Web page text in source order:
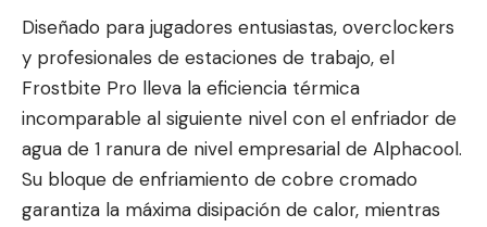
Diseñado para jugadores entusiastas, overclockers
y profesionales de estaciones de trabajo, el
Frostbite Pro lleva la eficiencia térmica
incomparable al siguiente nivel con el enfriador de
agua de 1 ranura de nivel empresarial de Alphacool.
Su bloque de enfriamiento de cobre cromado
garantiza la máxima disipación de calor, mientras